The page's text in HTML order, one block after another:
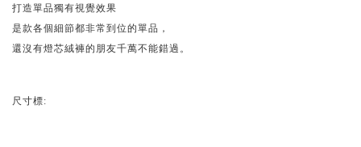
打造單品獨有視覺效果
是款各個細節都非常到位的單品，
還沒有燈芯絨褲的朋友千萬不能錯過。
尺寸標: